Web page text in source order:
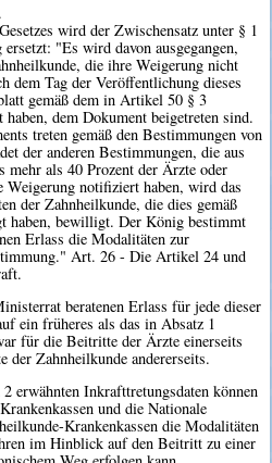
wird der Zwischensatz unter § 1
"Es wird davon ausgegangen,
die ihre Weigerung nicht
dem Tag der Veröffentlichung dieses
gemäß dem in Artikel 50 § 3
dem Dokument beigetreten sind.
treten gemäß den Bestimmungen von
der anderen Bestimmungen, die aus
mehr als 40 Prozent der Ärzte oder
Weigerung notifiziert haben, wird das
der Zahnheilkunde, die dies gemäß
haben, bewilligt. Der König bestimmt
Erlass die Modalitäten zur
Art. 26 - Die Artikel 24 und
beratenen Erlass für jede dieser
ein früheres als das in Absatz 1
für die Beitritte der Ärzte einerseits
Zahnheilkunde andererseits.
erwähnten Inkrafttretungsdaten können
und die Nationale
Krankenkassen die Modalitäten
im Hinblick auf den Beitritt zu einer